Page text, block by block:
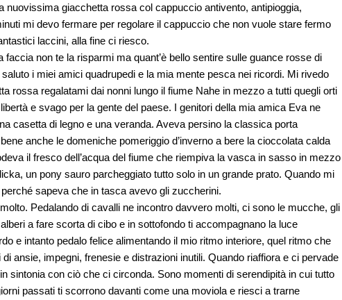
nuovissima giacchetta rossa col cappuccio antivento, antipioggia,
mi devo fermare per regolare il cappuccio che non vuole stare fermo
laccini, alla fine ci riesco.
non te la risparmi ma quant’è bello sentire sulle guance rosse di
i miei amici quadrupedi e la mia mente pesca nei ricordi. Mi rivedo
rossa regalatami dai nonni lungo il fiume Nahe in mezzo a tutti quegli orti
e svago per la gente del paese. I genitori della mia amica Eva ne
casetta di legno e una veranda. Aveva persino la classica porta
anche le domeniche pomeriggio d’inverno a bere la cioccolata calda
il fresco dell’acqua del fiume che riempiva la vasca in sasso in mezzo
un pony sauro parcheggiato tutto solo in un grande prato. Quando mi
sapeva che in tasca avevo gli zuccherini.
Pedalando di cavalli ne incontro davvero molti, ci sono le mucche, gli
a fare scorta di cibo e in sottofondo ti accompagnano la luce
e intanto pedalo felice alimentando il mio ritmo interiore, quel ritmo che
ansie, impegni, frenesie e distrazioni inutili. Quando riaffiora e ci pervade
sintonia con ciò che ci circonda. Sono momenti di serendipità in cui tutto
passati ti scorrono davanti come una moviola e riesci a trarne